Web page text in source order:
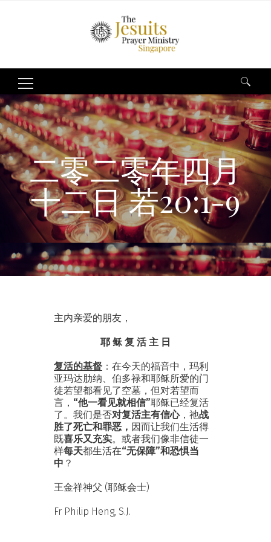
Search
for:
二零二零年四月
十二日 若20:1-9
主内亲爱的朋友，
耶 稣 复 活 主 日
复活的基督 ：在今天的福音中，玛利
亚玛达肋纳、伯多禄和耶稣所爱的门
徒若望都看见了空墓，但对若望而
言， “他一看见就相信”耶稣已经复活
了。我们是否对复活主有信心，祂战
胜了死亡和罪恶， 因而让我们生活得
既喜乐又充实。或者我们像非信徒一
样每天都生活在“无保障”和恐惧当
中 ？
王金祥神父 (耶稣会士)
Fr Philip Heng, S.J.